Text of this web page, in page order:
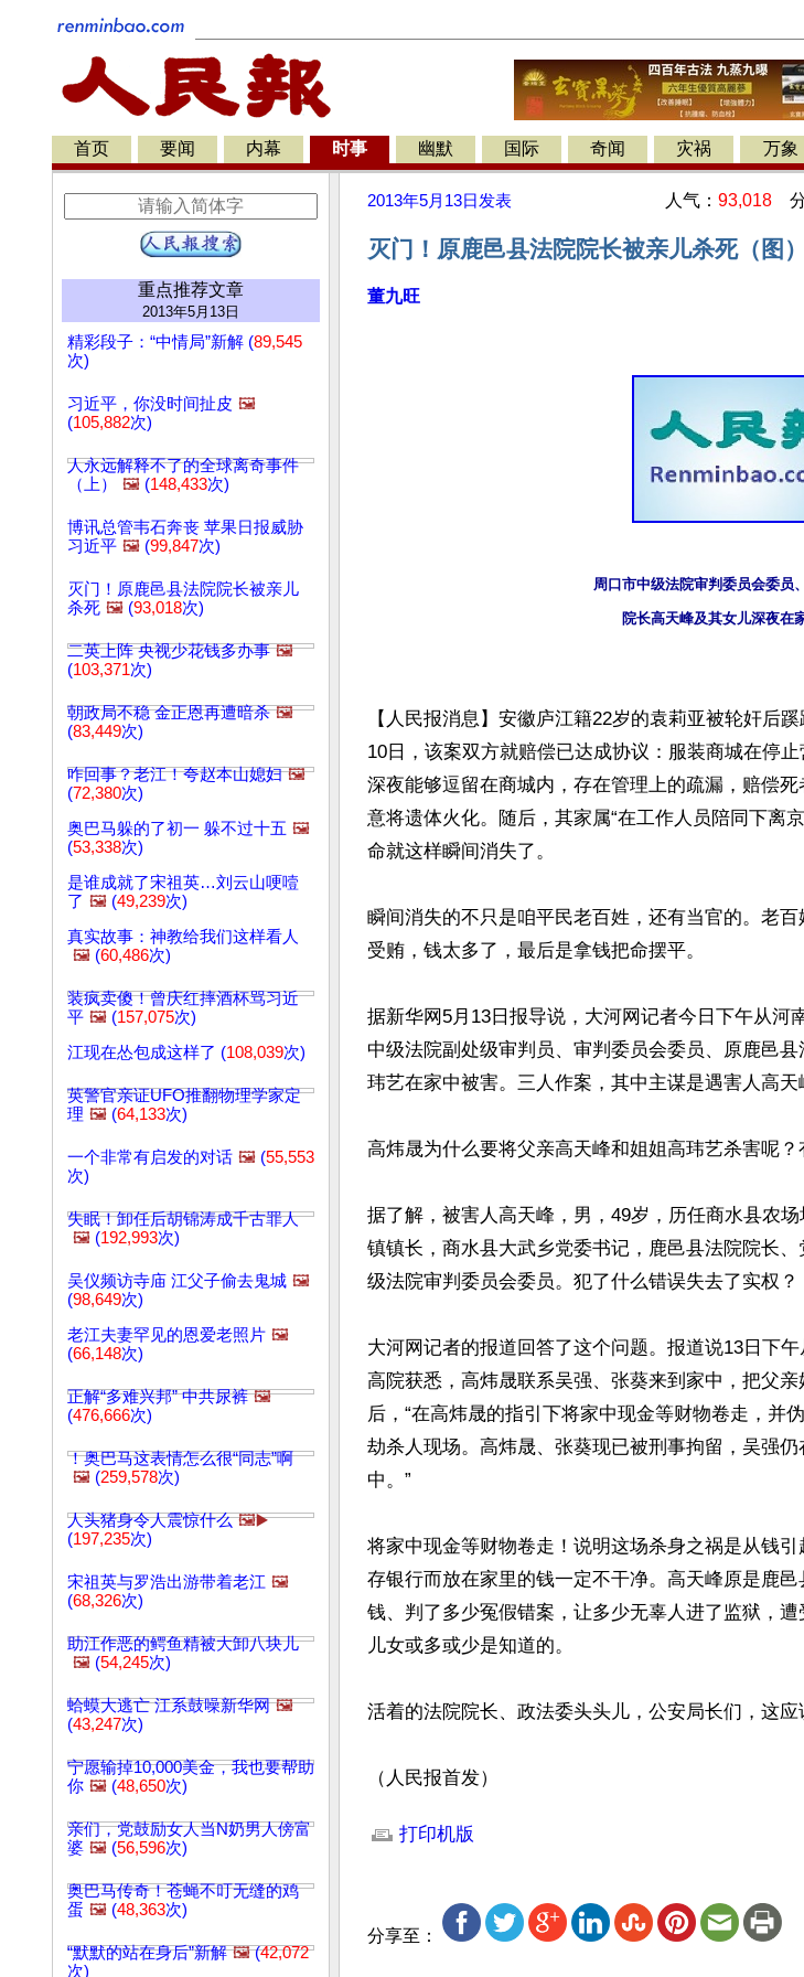
首页 要闻 内幕 时事 幽默 国际 奇闻 灾祸 万象
重点推荐文章
2013年5月13日
精彩段子：“中情局”新解 (89,545
次)
习近平，你没时间扯皮 🖼️
(105,882次)
人永远解释不了的全球离奇事件
（上）
🖼️ (148,433次)
博讯总管韦石奔丧 苹果日报威胁
习近平 🖼️ (99,847次)
灭门！原鹿邑县法院院长被亲儿
杀死 🖼️ (93,018次)
二英上阵 央视少花钱多办事 🖼️
(103,371次)
朝政局不稳 金正恩再遭暗杀 🖼️
(83,449次)
咋回事？老江！夸赵本山媳妇 🖼️
(72,380次)
奥巴马躲的了初一 躲不过十五 🖼️
(53,338次)
是谁成就了宋祖英…刘云山哽噎
了 🖼️ (49,239次)
真实故事：神教给我们这样看人
🖼️ (60,486次)
装疯卖傻！曾庆红摔酒杯骂习近
平 🖼️ (157,075次)
江现在怂包成这样了 (108,039次)
英警官亲证UFO推翻物理学家定
理 🖼️ (64,133次)
一个非常有启发的对话 🖼️ (55,553
次)
失眠！卸任后胡锦涛成千古罪人
🖼️ (192,993次)
吴仪频访寺庙 江父子偷去鬼城 🖼️
(98,649次)
老江夫妻罕见的恩爱老照片 🖼️
(66,148次)
正解“多难兴邦” 中共尿裤 🖼️
(476,666次)
！奥巴马这表情怎么很“同志”啊
🖼️ (259,578次)
人头猪身令人震惊什么 🖼️▶️
(197,235次)
宋祖英与罗浩出游带着老江 🖼️
(68,326次)
助江作恶的鳄鱼精被大卸八块儿
🖼️ (54,245次)
蛤蟆大逃亡 江系鼓噪新华网 🖼️
(43,247次)
宁愿输掉10,000美金，我也要帮助
你 🖼️ (48,650次)
亲们，党鼓励女人当N奶男人傍富
婆 🖼️ (56,596次)
奥巴马传奇！苍蝇不叮无缝的鸡
蛋 🖼️ (48,363次)
“默默的站在身后”新解 🖼️(42,072
次)
2013年5月13日 发表 人气： 93,018 分
灭门！原鹿邑县法院院长被亲儿杀死（图）
董九旺
周口市中级法院审判委员会委员
院长高天峰及其女儿深夜在
【人民报消息】安徽庐江籍22岁的袁莉亚被轮奸后
10日，该案双方就赔偿已达成协议：服装商城在停
深夜能够逗留在商城内，存在管理上的疏漏，赔偿
意将遗体火化。随后，其家属“在工作人员陪同下离
命就这样瞬间消失了。
瞬间消失的不只是咱平民老百姓，还有当官的。老
受贿，钱太多了，最后是拿钱把命摆平。
据新华网5月13日报导说，大河网记者今日下午从河
中级法院副处级审判员、审判委员会委员、原鹿邑
玮艺在家中被害。三人作案，其中主谋是遇害人高天
高炜晟为什么要将父亲高天峰和姐姐高玮艺杀害呢？
据了解，被害人高天峰，男，49岁，历任商水县农
镇镇长，商水县大武乡党委书记，鹿邑县法院院长
级法院审判委员会委员。犯了什么错误失去了实权？
大河网记者的报道回答了这个问题。报道说13日下
高院获悉，高炜晟联系吴强、张葵来到家中，把父亲
后，“在高炜晟的指引下将家中现金等财物卷走，并
劫杀人现场。高炜晟、张葵现已被刑事拘留，吴强仍
中。”
将家中现金等财物卷走！说明这场杀身之祸是从钱引
存银行而放在家里的钱一定不干净。高天峰原是鹿
钱、判了多少冤假错案，让多少无辜人进了监狱，
儿女或多或少是知道的。
活着的法院院长、政法委头头儿，公安局长们，这
（人民报首发）
打印机版
分享至：